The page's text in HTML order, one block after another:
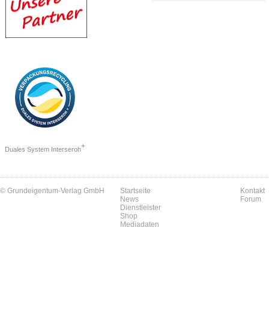
Duales System Interseroh+
© Grundeigentum-Verlag GmbH
Startseite
News
Dienstleister
Shop
Mediadaten
Kontakt
Forum